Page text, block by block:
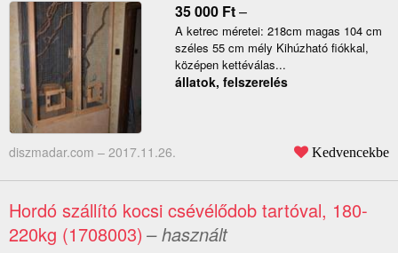
35 000 Ft–
A ketrec méretei: 218cm magas 104 cm
széles 55 cm mély Kihúzható fiókkal,
középen kettéválas...
állatok, felszerelés
diszmadar.com – 2017.11.26. Kedvencekbe
Hordó szállító kocsi csévélődob tartóval, 180-
220kg (1708003) – használt